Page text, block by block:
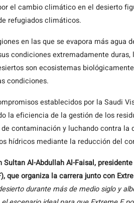
el cambio climático en el desierto
refugiados climáticos.
en las que se evapora más
condiciones extremadamente
son ecosistemas
condiciones.
establecidos por la Saudi
la eficiencia de la gestión de los
contaminación y luchando contra
hídricos mediante la reducción del
Sultan Al-Abdullah Al-Faisal,
que organiza la carrera junto con
durante más de medio siglo y